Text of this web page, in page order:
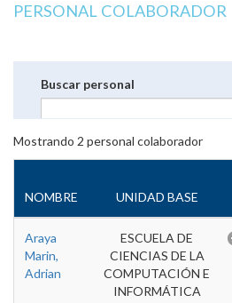
PERSONAL COLABORADOR
Buscar personal
Mostrando 2 personal colaborador
NOMBRE UNIDAD BASE
Araya
Marin,
Adrian
ESCUELA DE
CIENCIAS DE LA
COMPUTACIÓN E
INFORMÁTICA